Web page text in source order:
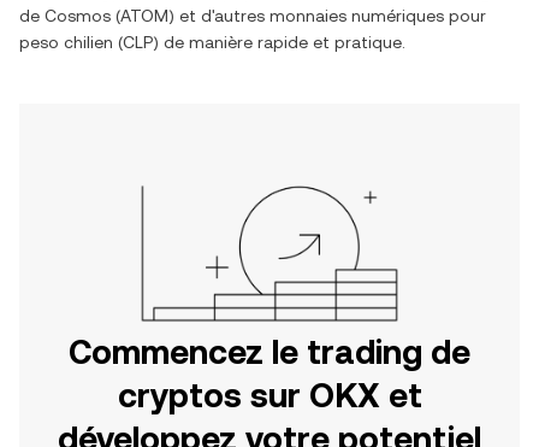
de Cosmos (ATOM) et d'autres monnaies numériques pour
peso chilien (CLP) de manière rapide et pratique.
Commencez le trading de
cryptos sur OKX et
développez votre potentiel